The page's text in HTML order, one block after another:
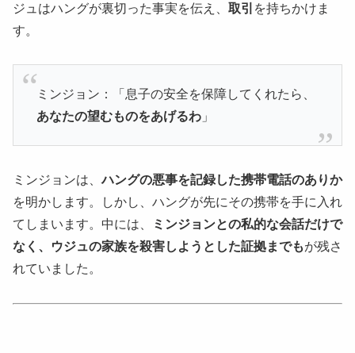
ジュはハングが裏切った事実を伝え、 取引 を持ちかけま
す。
ミンジョン：「息子の安全を保障してくれたら、
あなたの望むものをあげるわ」
ミンジョンは、ハングの悪事を記録した携帯電話のありか
を明かします。しかし、ハングが先にその携帯を手に入れ
てしまいます。中には、
ミンジョンとの私的な会話だけで
なく、ウジュの家族を殺害しようとした証拠までもが残さ
れていました。